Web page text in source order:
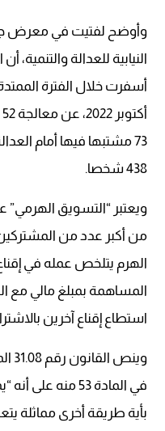
وأوضح لفتيت في معرض
النيابية للعدالة
73 مشتبها فيها أمام
438 شخصا.
ويعتبر “التسويق الهرمي”
من أكبر عدد من
الهرم يتلخص عمله في
المساهمة بمبلغ مالي مع
استطاع إقناع آخرين
في المادة 53 منه
بأية طريقة أخرى مماثلة